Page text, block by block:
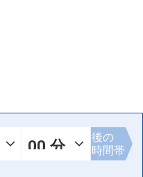
後の
時間帯